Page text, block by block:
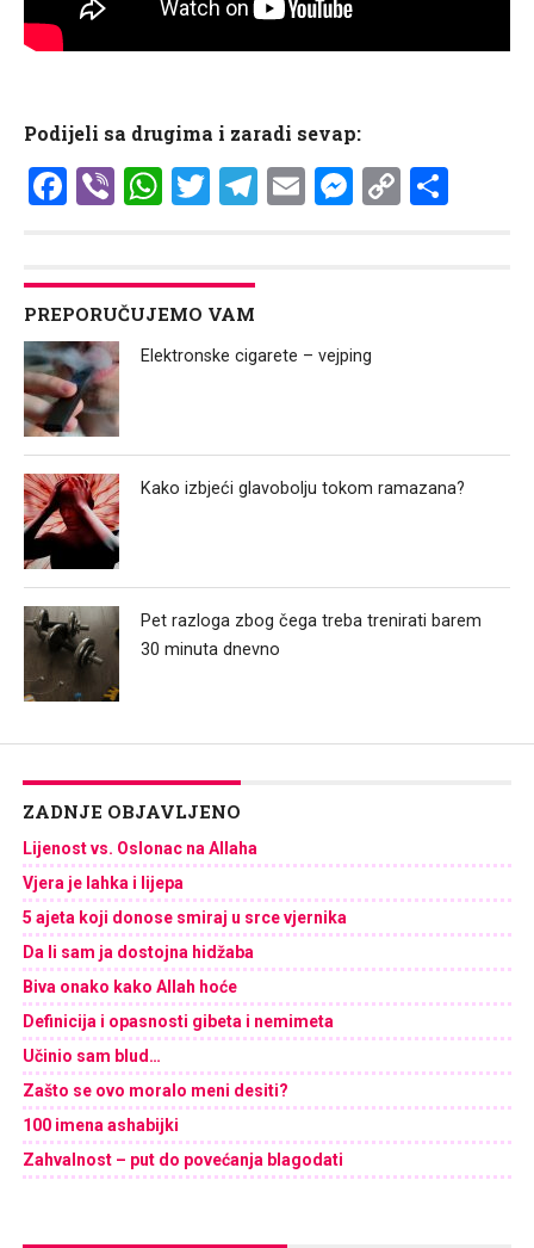
Podijeli sa drugima i zaradi sevap:
Facebook
ViberWhatsApp
Twitter
Telegram
EmailCopy
PREPORUČUJEMO VAM
Elektronske cigarete – vejping
Kako izbjeći glavobolju tokom ramazana?
Pet razloga zbog čega treba trenirati barem
30 minuta dnevno
ZADNJE OBJAVLJENO
Lijenost vs. Oslonac na Allaha
Vjera je lahka i lijepa
5 ajeta koji donose smiraj u srce vjernika
Da li sam ja dostojna hidžaba
Biva onako kako Allah hoće
Definicija i opasnosti gibeta i nemimeta
Učinio sam blud…
Zašto se ovo moralo meni desiti?
100 imena ashabijki
Zahvalnost – put do povećanja blagodati